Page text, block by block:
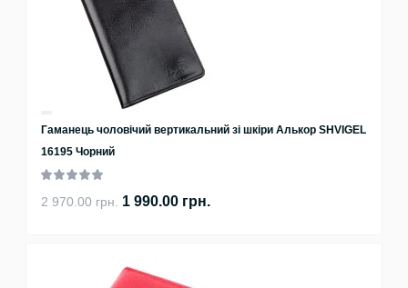
Гаманець чоловічий вертикальний зі шкіри Алькор SHVIGEL
16195 Чорний
2 970.00 грн. 1 990.00 грн.